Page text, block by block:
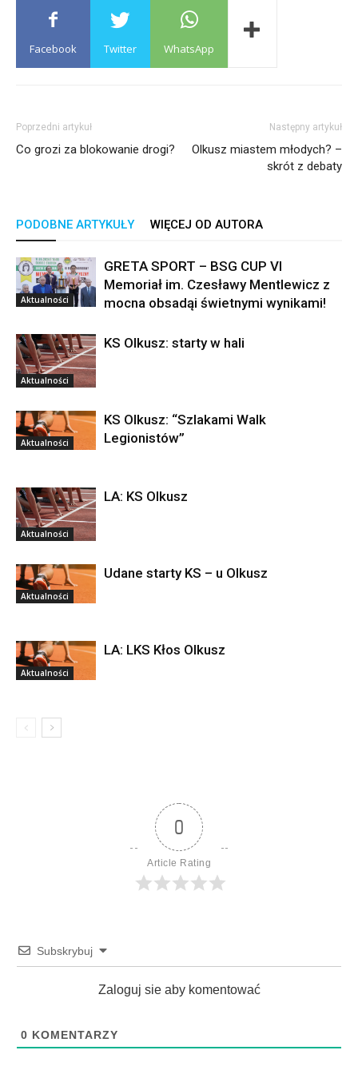
Facebook Twitter WhatsApp
Poprzedni artykuł
Co grozi za blokowanie drogi?
Następny artykuł
Olkusz miastem młodych? –
skrót z debaty
PODOBNE ARTYKUŁY WIĘCEJ OD AUTORA
Aktualności
GRETA SPORT – BSG CUP VI
Memoriał im. Czesławy Mentlewicz z
mocna obsadąi świetnymi wynikami!
Aktualności
KS Olkusz: starty w hali
Aktualności
KS Olkusz: “Szlakami Walk
Legionistów”
Aktualności
LA: KS Olkusz
Aktualności
Udane starty KS – u Olkusz
Aktualności
LA: LKS Kłos Olkusz
0
Article Rating
Subskrybuj
Zaloguj sie aby komentować
0 KOMENTARZY